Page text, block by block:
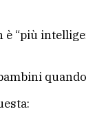
“più